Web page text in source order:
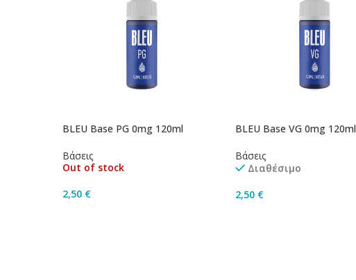
BLEU Base PG 0mg 120ml
Βάσεις
Out of stock
2,50 €
BLEU Base VG 0mg 120ml
Βάσεις
Διαθέσιμο
2,50 €